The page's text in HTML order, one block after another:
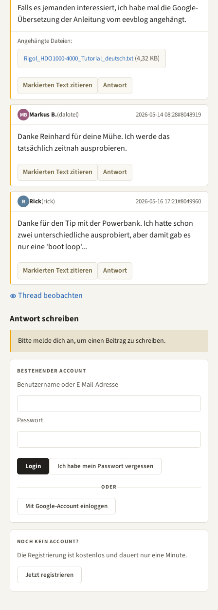
Falls es jemanden interessiert, ich habe mal die Google-
Übersetzung der Anleitung vom eevblog angehängt.
Angehängte Dateien:
Rigol_HDO1000-4000_Tutorial_deutsch.txt(4,32 KB)
Markierten Text zitieren Antwort
MB Markus B.(dalotel) 2026-05-14 08:28#8048919
Danke Reinhard für deine Mühe. Ich werde das
tatsächlich zeitnah ausprobieren.
Markierten Text zitieren Antwort
R Rick(rick) 2026-05-16 17:21#8049960
Danke für den Tip mit der Powerbank. Ich hatte schon
zwei unterschiedliche ausprobiert, aber damit gab es
nur eine 'boot loop'...
Markierten Text zitieren Antwort
Thread beobachten
Antwort schreiben
Bitte melde dich an, um einen Beitrag zu schreiben.
BESTEHENDER ACCOUNT
Benutzername oder E-Mail-Adresse
Passwort
ODER
Mit Google-Account einloggen
NOCH KEIN ACCOUNT?
Die Registrierung ist kostenlos und dauert nur eine Minute.
Jetzt registrieren